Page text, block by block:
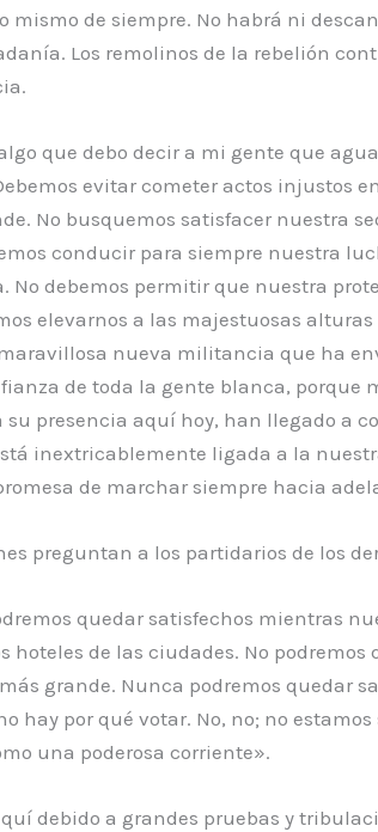
de siempre. No habrá ni
Los remolinos de la rebelión
que debo decir a mi gente que
evitar cometer actos injustos
No busquemos satisfacer nuestra
conducir para siempre nuestra
No debemos permitir que nuestra
elevarnos a las majestuosas
nueva militancia que ha
de toda la gente blanca, porque
su presencia aquí hoy, han llegado a
inextricablemente ligada a la
de marchar siempre hacia
preguntan a los partidarios de los
quedar satisfechos mientras
hoteles de las ciudades. No
grande. Nunca podremos quedar
hay por qué votar. No, no; no
una poderosa corriente».
debido a grandes pruebas y